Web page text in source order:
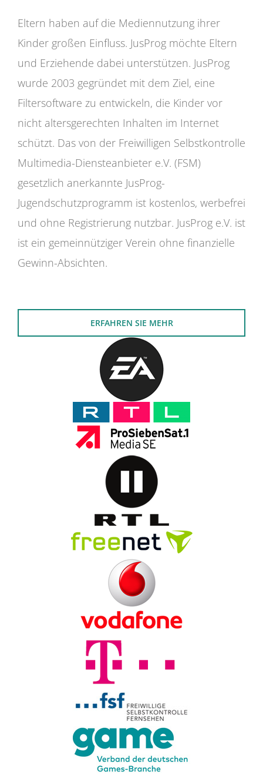
Eltern haben auf die Mediennutzung ihrer
Kinder großen Einfluss. JusProg möchte Eltern
und Erziehende dabei unterstützen. JusProg
wurde 2003 gegründet mit dem Ziel, eine
Filtersoftware zu entwickeln, die Kinder vor
nicht altersgerechten Inhalten im Internet
schützt. Das von der Freiwilligen Selbstkontrolle
Multimedia-Diensteanbieter e.V. (FSM)
gesetzlich anerkannte JusProg-
Jugendschutzprogramm ist kostenlos, werbefrei
und ohne Registrierung nutzbar. JusProg e.V. ist
ist ein gemeinnütziger Verein ohne finanzielle
Gewinn-Absichten.
ERFAHREN SIE MEHR